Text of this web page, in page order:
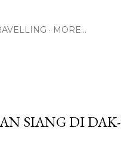
MORE…
SIANG DI DAK-